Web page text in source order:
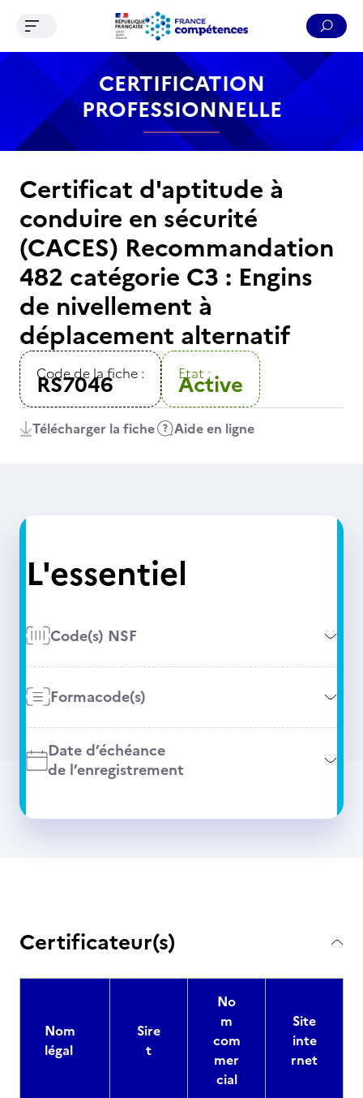
Contenu Recherche Menu Pied de page
Ouvrir le menu de navigation
CERTIFICATION
PROFESSIONNELLE
Certificat d'aptitude à
conduire en sécurité
(CACES) Recommandation
482 catégorie C3 : Engins
de nivellement à
déplacement alternatif
Code de la fiche :
RS7046 Etat :
Active
Télécharger la fiche Aide en ligne
L'essentiel
Code(s) NSF
Formacode(s)
Date d’échéance
de l’enregistrement
Certificateur(s)
Nom
légal
Sire
t
No
m
com
mer
cial
Site
inte
rnet